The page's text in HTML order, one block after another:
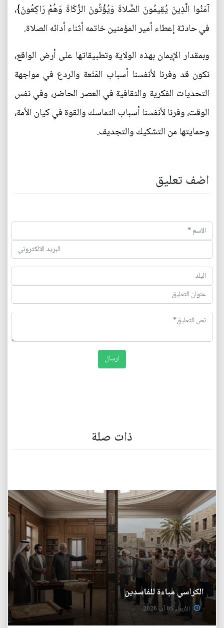
آمَنُوا الَّذِينَ يُقِيمُونَ الصَّلاةَ وَيُؤْتُونَ الزَّكَاةَ وَهُمْ رَاكِعُونَ}،
في حادثة إعطاء أمير المؤمنين خاتمه أثناء أدائه الصلاة.
وبمقدار الإيمان بهذه الولاية وتطبيقاتها على أرض الواقع،
نكون قد وفرنا لأنفسنا أسباب المَنَعة والردع في مواجهة
التحديات الفكرية والثقافية في العصر الحاضر، وفي نفس
الوقت، وفرنا لأنفسنا أسباب التماسك والقوة في كيان الأمة،
وحمايتها من التشكيك والتجديف.
اضف تعليق
ذات صلة
الكراسي مباءة للفاسدين
الأربعاء 05 آب 2026